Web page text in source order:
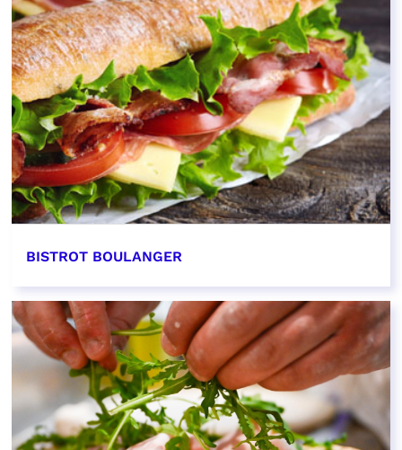
BISTROT BOULANGER
EN SAVOIR PLUS